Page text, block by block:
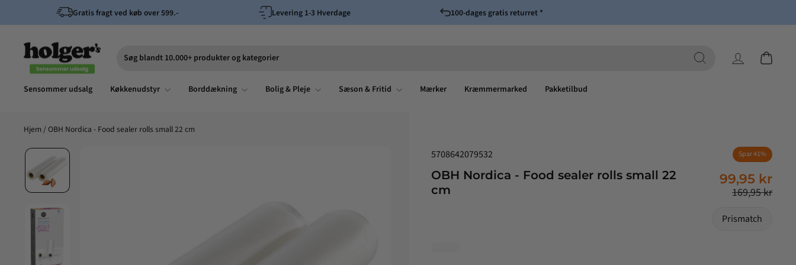
Pause
Gratis fragt ved køb over 599.- Levering 1-3 Hverdage 100-dages gratis returret *
Søg blandt 10.000+ produkter og kategorier
Søg
Log ind
Sensommer udsalg
Køkkenudstyr Borddækning Bolig & Pleje Sæson & Fritid Mærker Kræmmermarked Pakketilbud
Hjem /OBH Nordica - Food sealer rolls small 22 cm
5708642079532 Spar 41%
OBH Nordica - Food sealer rolls small 22
cm
Normalpris
169,95 kr
Tilbudspris
99,95 kr
Prismatch